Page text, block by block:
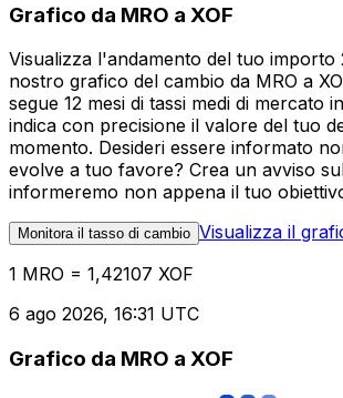
Grafico da MRO a XOF
Visualizza l'andamento del tuo importo
nostro grafico del cambio da MRO a
segue 12 mesi di tassi medi di mercato
indica con precisione il valore del tuo
momento. Desideri essere informato
evolve a tuo favore? Crea un avviso
informeremo non appena il tuo
Monitora il tasso di cambio Visualizza il
1 MRO = 1,42107 XOF
6 ago 2026, 16:31 UTC
Grafico da MRO a XOF